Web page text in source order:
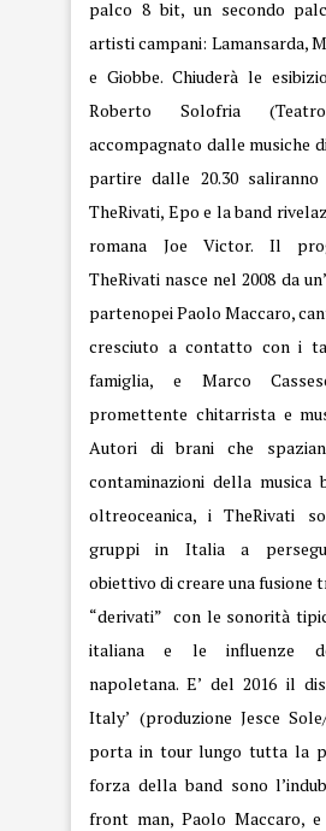
palco 8 bit, un secondo
artisti campani: Lamansarda,
e Giobbe. Chiuderà le
Roberto Solofria
accompagnato dalle musiche
partire dalle 20.30
TheRivati, Epo e la band
romana Joe Victor. Il
TheRivati nasce nel 2008 da
partenopei Paolo Maccaro,
cresciuto a contatto con i
famiglia, e Marco
promettente chitarrista e
Autori di brani che
contaminazioni della musica
oltreoceanica, i TheRivati
gruppi in Italia a
obiettivo di creare una fusione
“derivati” con le sonorità
italiana e le influenze
napoletana. E’ del 2016 il
Italy’ (produzione Jesce
porta in tour lungo tutta la
forza della band sono
front man, Paolo Maccaro, e